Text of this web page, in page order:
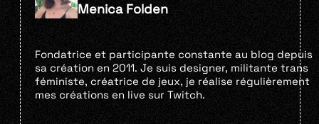
Menica Folden
Fondatrice et participante constante au blog depuis
sa création en 2011. Je suis designer, militante trans
féministe, créatrice de jeux, je réalise régulièrement
mes créations en live sur Twitch.